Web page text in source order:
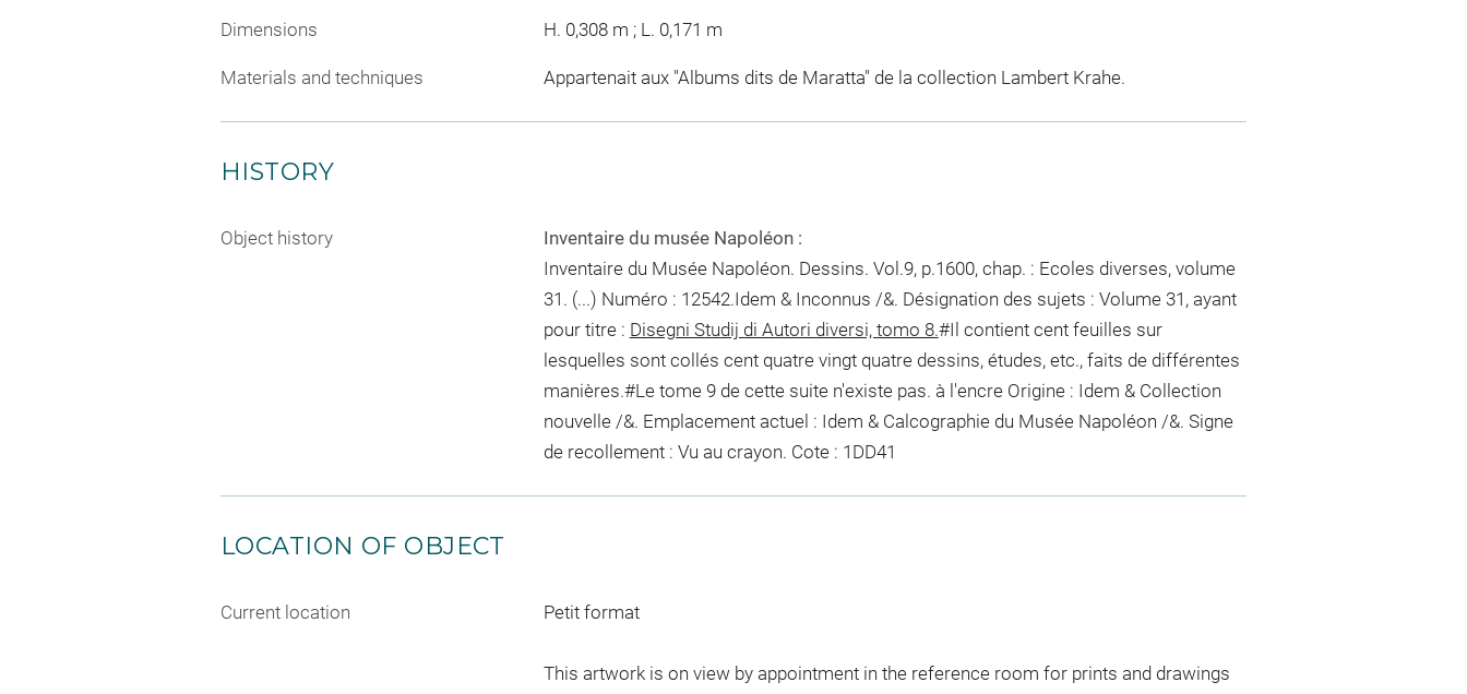
Dimensions H. 0,308 m ; L. 0,171 m
Materials and techniques Appartenait aux "Albums dits de Maratta" de la collection Lambert Krahe.
HISTORY
Object history
Inventaire du musée Napoléon :
Inventaire du Musée Napoléon. Dessins. Vol.9, p.1600, chap. : Ecoles diverses, volume
31. (...) Numéro : 12542.Idem & Inconnus /&. Désignation des sujets : Volume 31, ayant
pour titre : Disegni Studij di Autori diversi, tomo 8.#Il contient cent feuilles sur
lesquelles sont collés cent quatre vingt quatre dessins, études, etc., faits de différentes
manières.#Le tome 9 de cette suite n'existe pas. à l'encreOrigine : Idem & Collection
nouvelle /&. Emplacement actuel : Idem & Calcographie du Musée Napoléon /&. Signe
de recollement : Vu au crayon. Cote : 1DD41
LOCATION OF OBJECT
Current location Petit format
This artwork is on view by appointment in the reference room for prints and drawings